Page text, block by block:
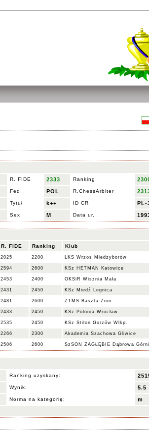
R. FIDE 2333 Ranking
Fed POL R.ChessArbiter
Tytuł k++ ID CR PL-
Sex M Data ur.
R. FIDE Ranking Klub
2025 2200 LKS Wrzos Miedzyborów
2594 2600 KSz HETMAN Katowice
2453 2400 OKSiR Wisznia Mała
2431 2450 KSz Miedź Legnica
2481 2600 ŻTMS Baszta Żnin
2433 2450 KSz Polonia Wrocław
2535 2450 KSz Stilon Gorzów Wlkp.
2266 2300 Akademia Szachowa Gliwice
2506 2600 SzSON ZAGŁĘBIE Dąbrowa
Ranking uzyskany:
Wynik: 5.5
Norma na kategorię: m